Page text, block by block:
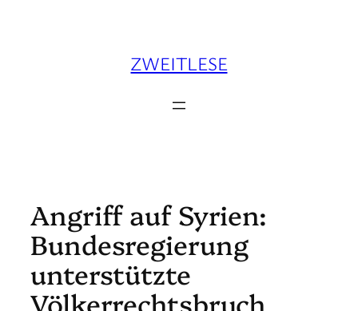
ZWEITLESE
Angriff auf Syrien:
Bundesregierung
unterstützte
Völkerrechtsbruch